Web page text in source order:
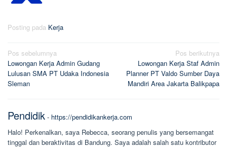
Posting pada Kerja
Navigasi
pos
Pos sebelumnya
Lowongan Kerja Admin Gudang
Lulusan SMA PT Udaka Indonesia
Sleman
Pos berikutnya
Lowongan Kerja Staf Admin
Planner PT Valdo Sumber Daya
Mandiri Area Jakarta Balikpapa
Pendidik - https://pendidikankerja.com
Halo! Perkenalkan, saya Rebecca, seorang penulis yang bersemangat
tinggal dan beraktivitas di Bandung. Saya adalah salah satu kontributor